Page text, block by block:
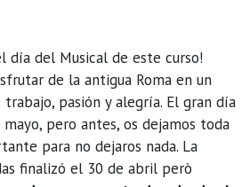
día del Musical de este curso!
de la antigua Roma en un
pasión y alegría. El gran día
pero antes, os dejamos toda
para no dejaros nada. La
finalizó el 30 de abril però